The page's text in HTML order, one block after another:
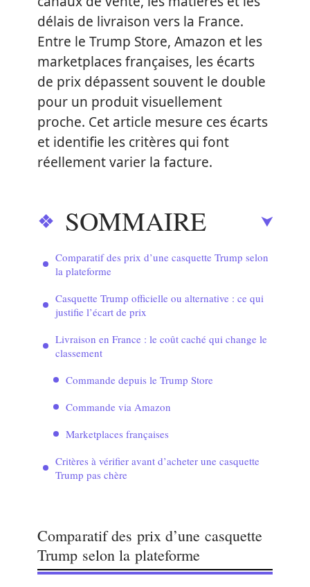
délais de livraison vers la France.
Entre le Trump Store, Amazon et les
marketplaces françaises, les écarts
de prix dépassent souvent le double
pour un produit visuellement
proche. Cet article mesure ces écarts
et identifie les critères qui font
réellement varier la facture.
SOMMAIRE
Comparatif des prix d’une casquette Trump selon
la plateforme
Casquette Trump officielle ou alternative : ce qui
justifie l’écart de prix
Livraison en France : le coût caché qui change le
classement
Commande depuis le Trump Store
Commande via Amazon
Marketplaces françaises
Critères à vérifier avant d’acheter une casquette
Trump pas chère
Comparatif des prix d’une casquette
Trump selon la plateforme